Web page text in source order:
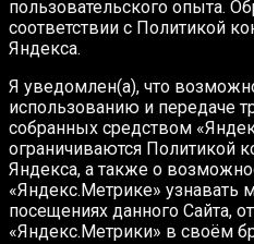
пользовательского опыта.
соответствии с Политикой
Яндекса.
Я уведомлен(а), что
использованию и передаче
собранных средством
ограничиваются Политикой
Яндекса, а также о
«Яндекс.Метрике» узнавать
посещениях данного Сайта,
«Яндекс.Метрики» в своём